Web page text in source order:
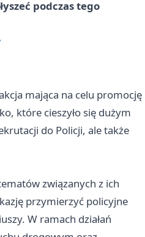
podczas tego
mająca na celu promocję
które cieszyło się dużym
do Policji, ale także
związanych z ich
przymierzyć policyjne
W ramach działań